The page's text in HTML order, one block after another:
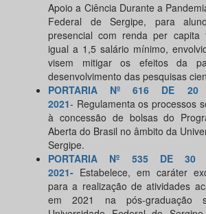
Apoio a Ciência Durante a
Federal de Sergipe, para
presencial com renda per capita
igual a 1,5 salário mínimo,
visem mitigar os efeitos da
desenvolvimento das pesquisas
PORTARIA Nº 616 DE
2021- Regulamenta os processos
à concessão de bolsas do
Aberta do Brasil no âmbito da
Sergipe.
PORTARIA Nº 535 DE 30
2021- Estabelece, em caráter
para a realização de atividades
em 2021 na pós-graduação